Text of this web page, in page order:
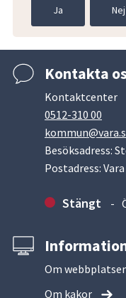
Ja Nej
Kontakta
Kontaktcenter
0512-310 00
Besöksadress:
Postadress:
Stängt
Om
Om kakor